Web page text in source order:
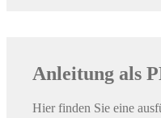
Anleitung als
Hier finden Sie eine